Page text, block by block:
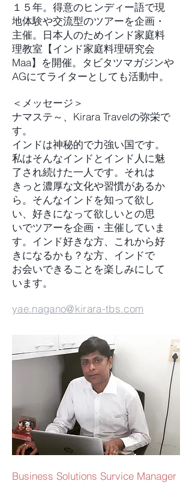
１５年。得意のヒンディー語で現
地体験や交流型のツアーを企画・
主催。日本人のためインド家庭料
理教室【インド家庭料理研究会
Maa】を開催。タビタツマガジンや
AGにてライターとしても活動中。
＜メッセージ＞
ナマステ～、Kirara Travelの弥栄で
す。
インドは神秘的で力強い国です。
私はそんなインドとインド人に魅
了され続けた一人です。それは
きっと濃厚な文化や習慣があるか
ら。そんなインドを知って欲し
い、好きになって欲しいとの思
いでツアーを企画・主催していま
す。インド好きな方、これから好
きになるかも？な方、インドで
お会いできることを楽しみにして
います。
yae.nagano@kirara-tbs.com
Business Solutions Survice Manager